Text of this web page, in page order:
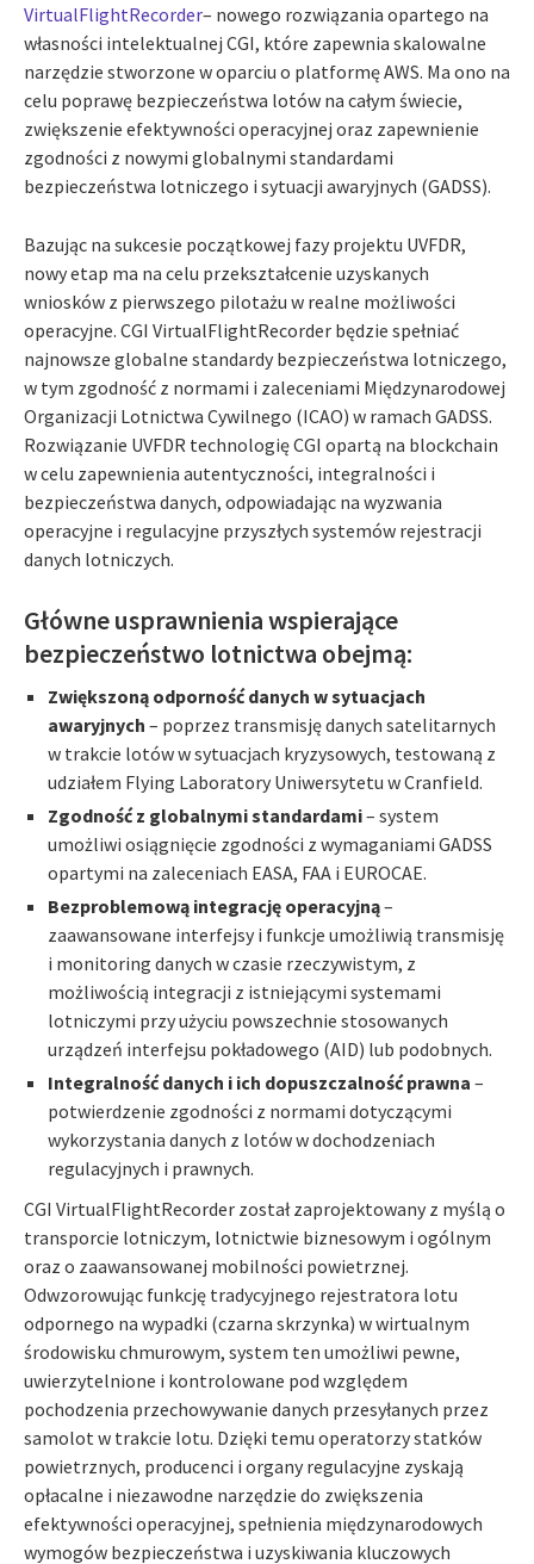
VirtualFlightRecorder– nowego rozwiązania opartego na
własności intelektualnej CGI, które zapewnia skalowalne
narzędzie stworzone w oparciu o platformę AWS. Ma ono na
celu poprawę bezpieczeństwa lotów na całym świecie,
zwiększenie efektywności operacyjnej oraz zapewnienie
zgodności z nowymi globalnymi standardami
bezpieczeństwa lotniczego i sytuacji awaryjnych (GADSS).
Bazując na sukcesie początkowej fazy projektu UVFDR,
nowy etap ma na celu przekształcenie uzyskanych
wniosków z pierwszego pilotażu w realne możliwości
operacyjne. CGI VirtualFlightRecorder będzie spełniać
najnowsze globalne standardy bezpieczeństwa lotniczego,
w tym zgodność z normami i zaleceniami Międzynarodowej
Organizacji Lotnictwa Cywilnego (ICAO) w ramach GADSS.
Rozwiązanie UVFDR technologię CGI opartą na blockchain
w celu zapewnienia autentyczności, integralności i
bezpieczeństwa danych, odpowiadając na wyzwania
operacyjne i regulacyjne przyszłych systemów rejestracji
danych lotniczych.
Główne usprawnienia wspierające
bezpieczeństwo lotnictwa obejmą:
Zwiększoną odporność danych w sytuacjach
awaryjnych – poprzez transmisję danych satelitarnych
w trakcie lotów w sytuacjach kryzysowych, testowaną z
udziałem Flying Laboratory Uniwersytetu w Cranfield.
Zgodność z globalnymi standardami– system
umożliwi osiągnięcie zgodności z wymaganiami GADSS
opartymi na zaleceniach EASA, FAA i EUROCAE.
Bezproblemową integrację operacyjną–
zaawansowane interfejsy i funkcje umożliwią transmisję
i monitoring danych w czasie rzeczywistym, z
możliwością integracji z istniejącymi systemami
lotniczymi przy użyciu powszechnie stosowanych
urządzeń interfejsu pokładowego (AID) lub podobnych.
Integralność danych i ich dopuszczalność prawna –
potwierdzenie zgodności z normami dotyczącymi
wykorzystania danych z lotów w dochodzeniach
regulacyjnych i prawnych.
CGI VirtualFlightRecorder został zaprojektowany z myślą o
transporcie lotniczym, lotnictwie biznesowym i ogólnym
oraz o zaawansowanej mobilności powietrznej.
Odwzorowując funkcję tradycyjnego rejestratora lotu
odpornego na wypadki (czarna skrzynka) w wirtualnym
środowisku chmurowym, system ten umożliwi pewne,
uwierzytelnione i kontrolowane pod względem
pochodzenia przechowywanie danych przesyłanych przez
samolot w trakcie lotu. Dzięki temu operatorzy statków
powietrznych, producenci i organy regulacyjne zyskają
opłacalne i niezawodne narzędzie do zwiększenia
efektywności operacyjnej, spełnienia międzynarodowych
wymogów bezpieczeństwa i uzyskiwania kluczowych